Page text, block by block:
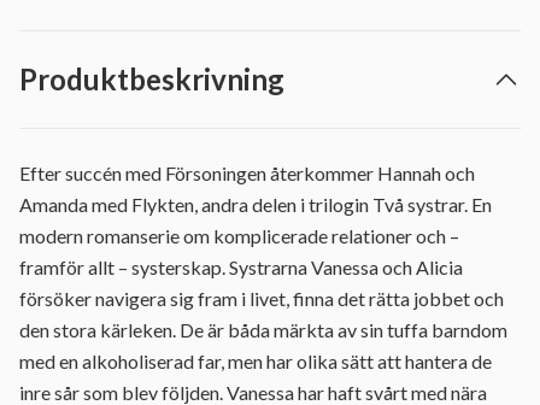
Produktbeskrivning
Efter succén med Försoningen återkommer Hannah och
Amanda med Flykten, andra delen i trilogin Två systrar. En
modern romanserie om komplicerade relationer och –
framför allt – systerskap. Systrarna Vanessa och Alicia
försöker navigera sig fram i livet, finna det rätta jobbet och
den stora kärleken. De är båda märkta av sin tuffa barndom
med en alkoholiserad far, men har olika sätt att hantera de
inre sår som blev följden. Vanessa har haft svårt med nära